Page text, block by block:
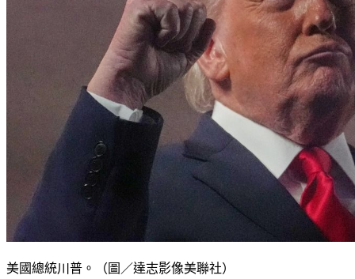
美國總統川普。（圖／達志影像美聯社）